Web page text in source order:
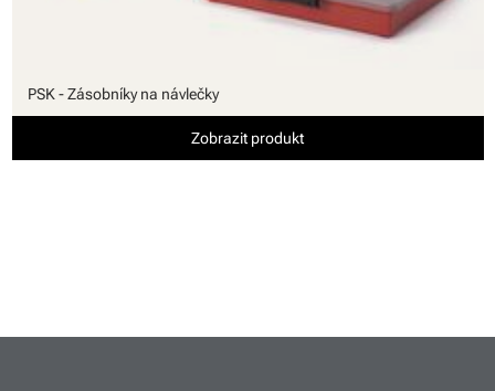
PSK - Zásobníky na návlečky
Zobrazit produkt